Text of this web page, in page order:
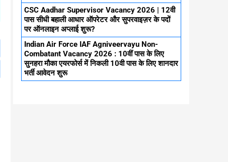
CSC Aadhar Supervisor Vacancy 2026 | 12वी
पास सीधी बहाली आधार ऑपरेटर और सुपरवाइज़र के पदों
पर ऑनलाइन अप्लाई शुरू?
Indian Air Force IAF Agniveervayu Non-
Combatant Vacancy 2026 : 10वीं पास के लिए
सुनहरा मौका एयरफोर्स में निकली 10वी पास के लिए शानदार
भर्ती आवेदन शुरू